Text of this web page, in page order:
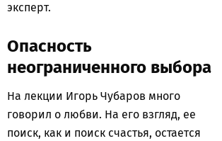
эксперт.
Опасность
неограниченного выбора
На лекции Игорь Чубаров много
говорил о любви. На его взгляд, ее
поиск, как и поиск счастья, остается